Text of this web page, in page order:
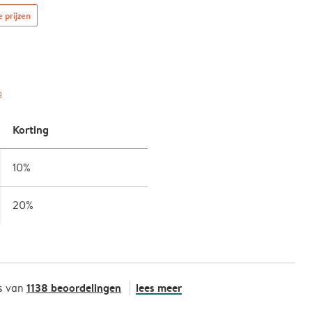
prijzen
Korting
10%
20%
van 1138 beoordelingen lees meer